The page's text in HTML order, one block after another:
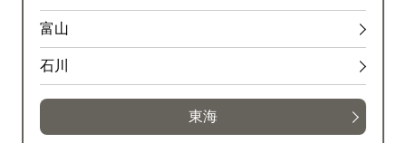
富山
石川
東海